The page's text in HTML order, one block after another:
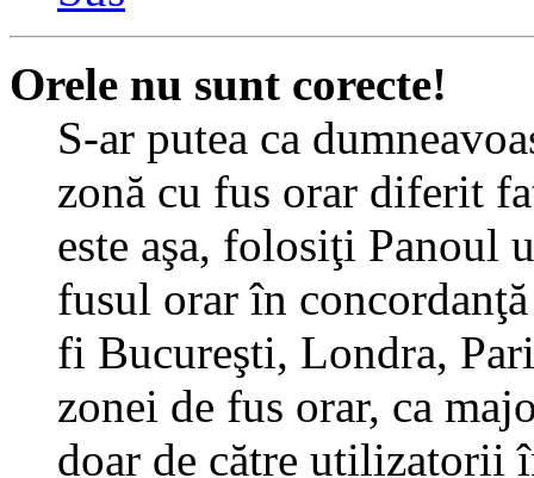
Orele nu sunt corecte!
S-ar putea ca
zonă cu fus orar diferit
este aşa, folosiţi
fusul orar în
fi Bucureşti, Londra,
zonei de fus orar, ca
doar de către utilizatorii